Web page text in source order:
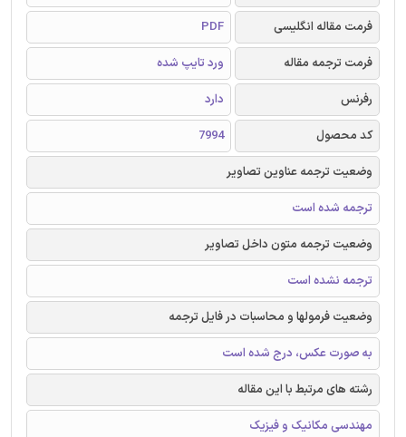
فرمت مقاله انگلیسی
PDF
فرمت ترجمه مقاله
ورد تایپ شده
رفرنس
دارد
کد محصول
7994
وضعیت ترجمه عناوین تصاویر
ترجمه شده است
وضعیت ترجمه متون داخل تصاویر
ترجمه نشده است
وضعیت فرمولها و محاسبات در فایل ترجمه
به صورت عکس، درج شده است
رشته های مرتبط با این مقاله
مهندسی مکانیک و فیزیک